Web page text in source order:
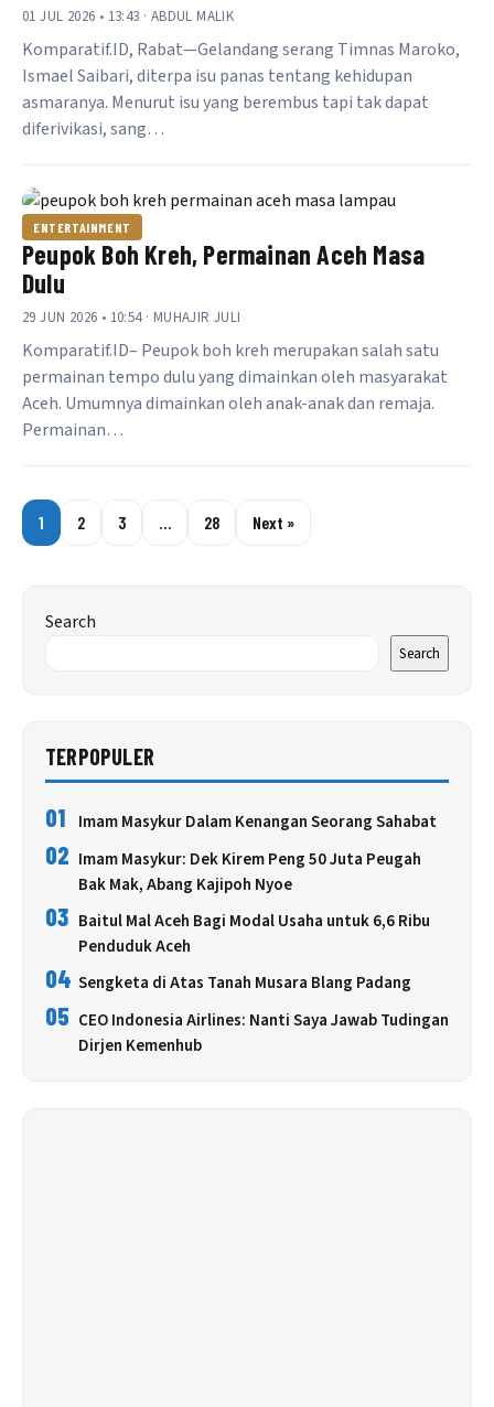
01 JUL 2026 • 13:43 · ABDUL MALIK
Komparatif.ID, Rabat—Gelandang serang Timnas Maroko,
Ismael Saibari, diterpa isu panas tentang kehidupan
asmaranya. Menurut isu yang berembus tapi tak dapat
diferivikasi, sang…
ENTERTAINMENT
Peupok Boh Kreh, Permainan Aceh Masa
Dulu
29 JUN 2026 • 10:54 · MUHAJIR JULI
Komparatif.ID– Peupok boh kreh merupakan salah satu
permainan tempo dulu yang dimainkan oleh masyarakat
Aceh. Umumnya dimainkan oleh anak-anak dan remaja.
Permainan…
1 2 3 … 28 Next »
Search
Search
TERPOPULER
01 Imam Masykur Dalam Kenangan Seorang Sahabat
02 Imam Masykur: Dek Kirem Peng 50 Juta Peugah
Bak Mak, Abang Kajipoh Nyoe
03 Baitul Mal Aceh Bagi Modal Usaha untuk 6,6 Ribu
Penduduk Aceh
04 Sengketa di Atas Tanah Musara Blang Padang
05 CEO Indonesia Airlines: Nanti Saya Jawab Tudingan
Dirjen Kemenhub